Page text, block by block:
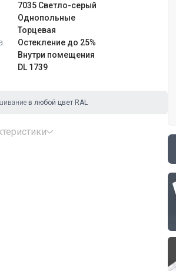
7035 Светло-серый
Однопольные
Торцевая
Остекление до 25%
Внутри помещения
DL 1739
в любой цвет RAL